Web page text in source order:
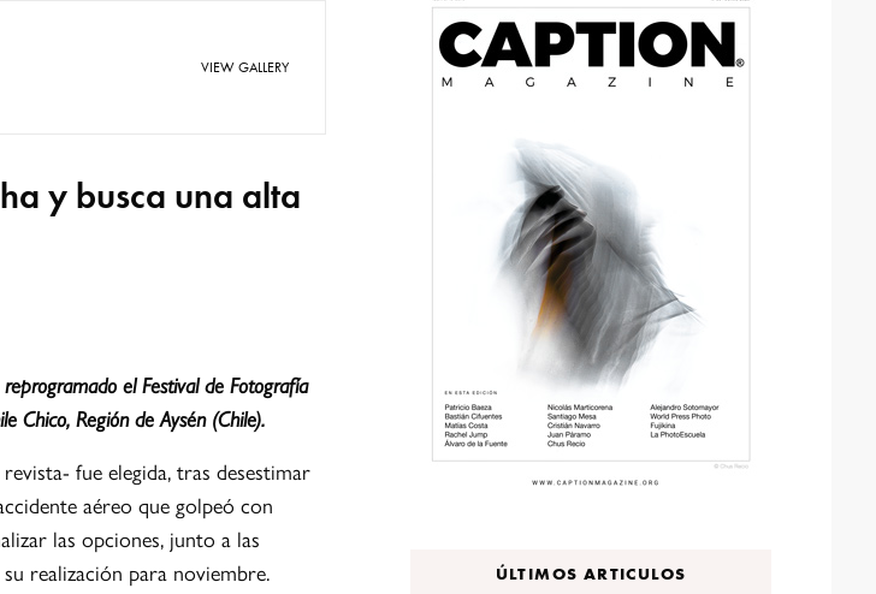
VIEW GALLERY
y busca una alta
el Festival de Fotografía
Chico, Región de Aysén (Chile).
fue elegida, tras desestimar
aéreo que golpeó con
las opciones, junto a las
realización para noviembre.
ÚLTIMOS ARTICULOS